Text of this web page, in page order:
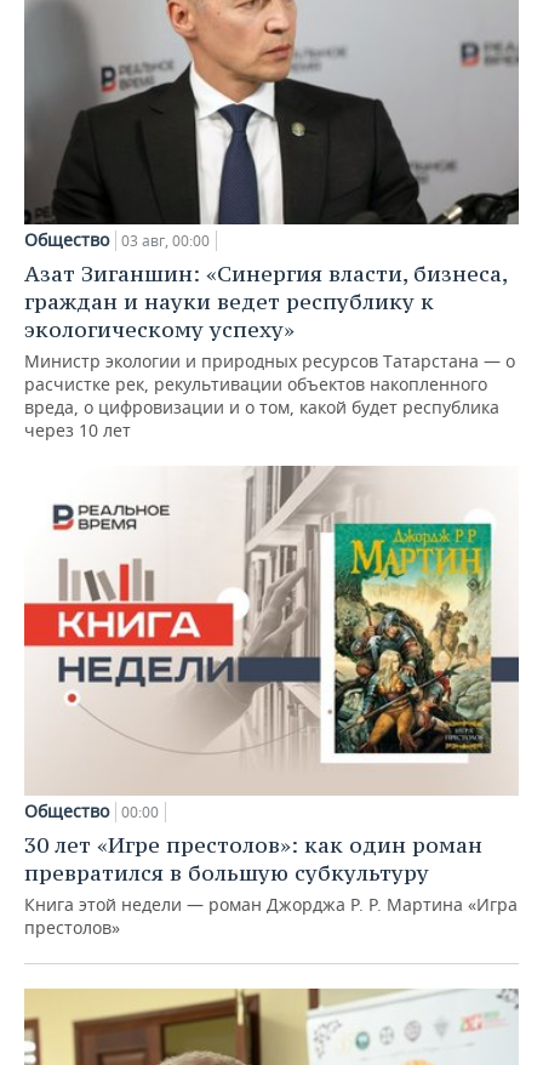
Общество 03 авг, 00:00
Азат Зиганшин: «Синергия власти, бизнеса,
граждан и науки ведет республику к
экологическому успеху»
Министр экологии и природных ресурсов Татарстана — о
расчистке рек, рекультивации объектов накопленного
вреда, о цифровизации и о том, какой будет республика
через 10 лет
Общество 00:00
30 лет «Игре престолов»: как один роман
превратился в большую субкультуру
Книга этой недели — роман Джорджа Р. Р. Мартина «Игра
престолов»